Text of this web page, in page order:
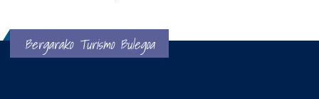
Bergarako Turismo Bulegoa